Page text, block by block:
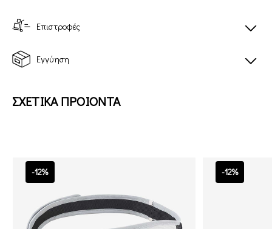
Επιστροφές
Εγγύηση
ΣΧΕΤΙΚΑ ΠΡΟΙΟΝΤΑ
-12% -12%